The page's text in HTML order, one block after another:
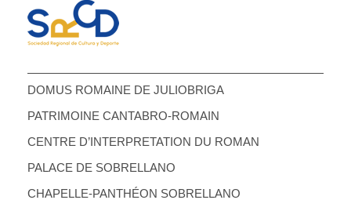
DOMUS ROMAINE DE JULIOBRIGA
PATRIMOINE CANTABRO-ROMAIN
CENTRE D’INTERPRETATION DU ROMAN
PALACE DE SOBRELLANO
CHAPELLE-PANTHÉON SOBRELLANO